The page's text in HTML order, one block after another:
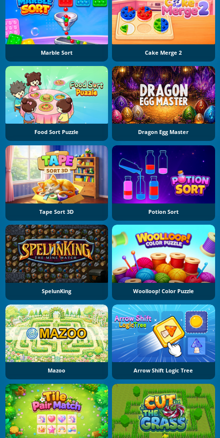
Marble Sort Cake Merge 2
Food Sort Puzzle Dragon Egg Master
Tape Sort 3D Potion Sort
SpelunKing Woolloop! Color Puzzle
Mazoo Arrow Shift Logic Tree